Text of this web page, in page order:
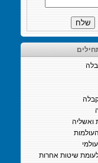
ואשליה
שיטות אחרות